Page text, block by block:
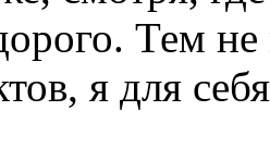
Тем не
я для